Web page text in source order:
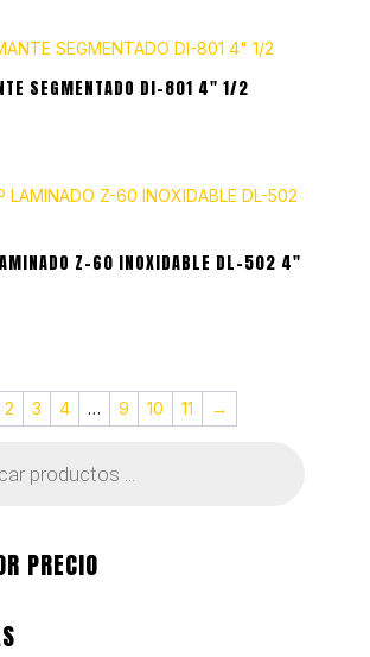
SEGMENTADO DI-801 4″ 1/2
Z-60 INOXIDABLE DL-502 4″
2 3 4 … 9 10 11
→
PRECIO